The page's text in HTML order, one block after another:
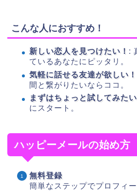
こんな人におすすめ！
新しい恋人を見つけたい！ :
ているあなたにピッタリ。
気軽に話せる友達が欲しい！
間と繋がりたいならココ。
まずはちょっと試してみたい
にスタート。
ハッピーメールの始め方
無料登録
簡単なステップでプロフィ